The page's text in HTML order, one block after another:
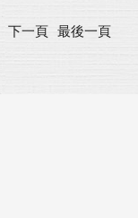
下一頁 最後一頁